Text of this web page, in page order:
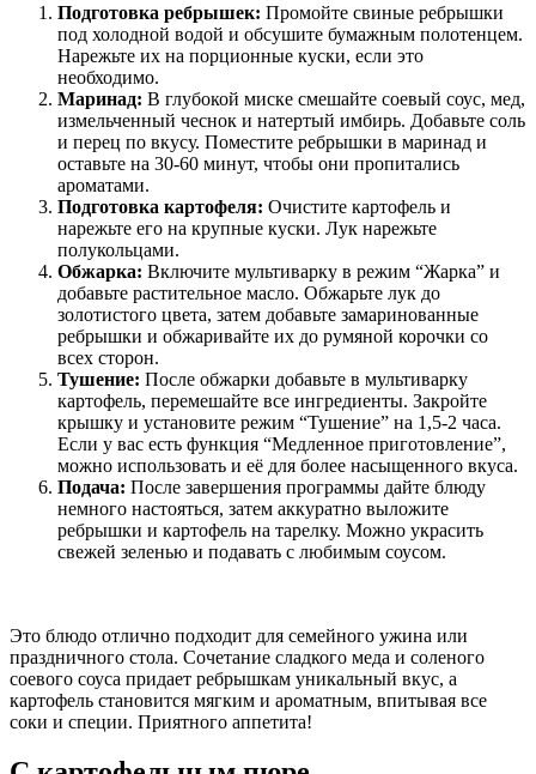
Подготовка ребрышек: Промойте свиные ребрышки
под холодной водой и обсушите бумажным полотенцем.
Нарежьте их на порционные куски, если это
необходимо.
Маринад: В глубокой миске смешайте соевый соус, мед,
измельченный чеснок и натертый имбирь. Добавьте соль
и перец по вкусу. Поместите ребрышки в маринад и
оставьте на 30-60 минут, чтобы они пропитались
ароматами.
Подготовка картофеля: Очистите картофель и
нарежьте его на крупные куски. Лук нарежьте
полукольцами.
Обжарка: Включите мультиварку в режим “Жарка” и
добавьте растительное масло. Обжарьте лук до
золотистого цвета, затем добавьте замаринованные
ребрышки и обжаривайте их до румяной корочки со
всех сторон.
Тушение: После обжарки добавьте в мультиварку
картофель, перемешайте все ингредиенты. Закройте
крышку и установите режим “Тушение” на 1,5-2 часа.
Если у вас есть функция “Медленное приготовление”,
можно использовать и её для более насыщенного вкуса.
Подача: После завершения программы дайте блюду
немного настояться, затем аккуратно выложите
ребрышки и картофель на тарелку. Можно украсить
свежей зеленью и подавать с любимым соусом.
Это блюдо отлично подходит для семейного ужина или
праздничного стола. Сочетание сладкого меда и соленого
соевого соуса придает ребрышкам уникальный вкус, а
картофель становится мягким и ароматным, впитывая все
соки и специи. Приятного аппетита!